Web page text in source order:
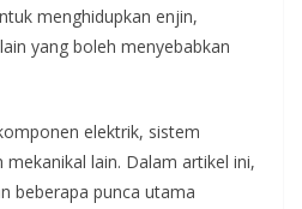
menghidupkan enjin,
yang boleh menyebabkan
elektrik, sistem
lain. Dalam artikel ini,
beberapa punca utama